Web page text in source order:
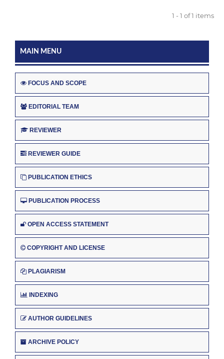
1 - 1 of 1 items
MAIN MENU
FOCUS AND SCOPE
EDITORIAL TEAM
REVIEWER
REVIEWER GUIDE
PUBLICATION ETHICS
PUBLICATION PROCESS
OPEN ACCESS STATEMENT
COPYRIGHT AND LICENSE
PLAGIARISM
INDEXING
AUTHOR GUIDELINES
ARCHIVE POLICY